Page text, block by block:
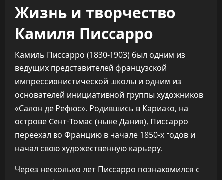
Жизнь и творчество
Камиля Писсарро
Камиль Писсарро (1830-1903) был одним из
ведущих представителей французской
импрессионистической школы и одним из
основателей инициативной группы художников
«Салон де Рефюс». Родившись в Кариако, на
острове Сент-Томас (ныне Дания), Писсарро
переехал во Францию в начале 1850-х годов и
начал свою художественную карьеру.
Через несколько лет Писсарро познакомился с